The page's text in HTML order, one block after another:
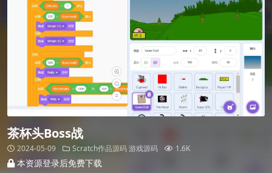
茶杯头Boss战
2024-05-09 Scratch作品源码游戏源码 1.6K
本资源登录后免费下载